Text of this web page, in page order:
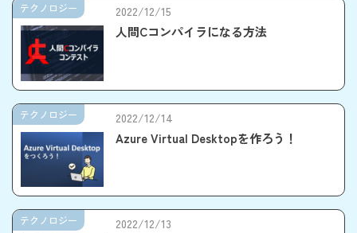
2022/12/15
人間Cコンパイラになる方法
テクノロジー
2022/12/14
Azure Virtual Desktopを作ろう！
テクノロジー
2022/12/13
テクノロジー